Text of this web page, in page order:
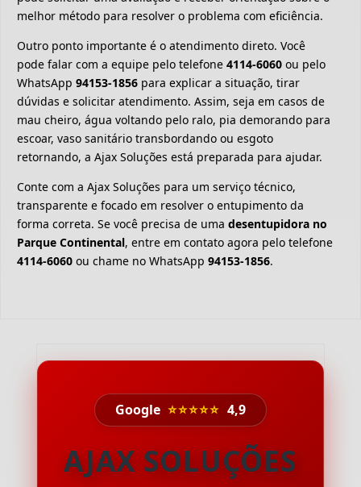
melhor método para resolver o problema com eficiência.
Outro ponto importante é o atendimento direto. Você
pode falar com a equipe pelo telefone 4114-6060 ou pelo
WhatsApp 94153-1856 para explicar a situação, tirar
dúvidas e solicitar atendimento. Assim, seja em casos de
mau cheiro, água voltando pelo ralo, pia demorando para
escoar, vaso sanitário transbordando ou esgoto
retornando, a Ajax Soluções está preparada para ajudar.
Conte com a Ajax Soluções para um serviço técnico,
transparente e focado em resolver o entupimento da
forma correta. Se você precisa de uma desentupidora no
Parque Continental, entre em contato agora pelo telefone
4114-6060 ou chame no WhatsApp 94153-1856.
Google ⭐⭐⭐⭐⭐ 4,9
AJAX SOLUÇÕES